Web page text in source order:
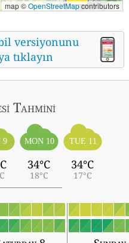
map ©OpenStreetMapcontributors
versiyonunu
tıklayın
Tahmini
9 MON 10
34°C
18°C
TUE 11
34°C
17°C